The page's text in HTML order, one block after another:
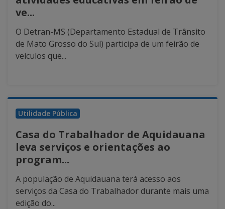
ve...
O Detran-MS (Departamento Estadual de Trânsito
de Mato Grosso do Sul) participa de um feirão de
veículos que...
Utilidade Pública
Casa do Trabalhador de Aquidauana
leva serviços e orientações ao
program...
A população de Aquidauana terá acesso aos
serviços da Casa do Trabalhador durante mais uma
edição do...